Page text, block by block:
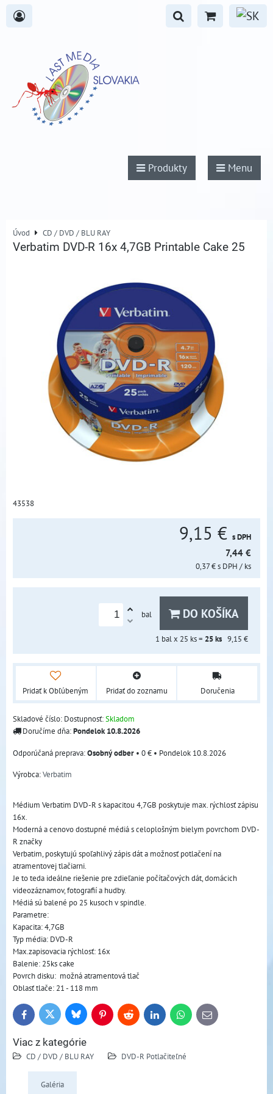
Produkty Menu
Úvod CD / DVD / BLU RAY
Verbatim DVD-R 16x 4,7GB Printable Cake 25
43538
9,15 € s DPH
7,44 €
0,37 €s DPH / ks
bal DO KOŠÍKA
1 bal x 25 ks = 25ks 9,15 €
Pridať k Obľúbeným Pridať do zoznamu Doručenia
Skladové číslo: Dostupnosť:Skladom
Doručíme dňa:Pondelok 10.8.2026
Osobný odber • 0 € • Pondelok 10.8.2026
Výrobca:Verbatim
Médium Verbatim DVD-R s kapacitou 4,7GB poskytuje max. rýchlosť zápisu
16x.
Moderná a cenovo dostupné médiá s celoplošným bielym povrchom DVD-
R značky
Verbatim, poskytujú spoľahlivý zápis dát a možnosť potlačení na
atramentovej tlačiarni.
Je to teda ideálne riešenie pre zdieľanie počítačových dát, domácich
videozáznamov, fotografií a hudby.
Médiá sú balené po 25 kusoch v spindle.
Parametre:
Kapacita: 4,7GB
Typ média: DVD-R
Max.zapisovacia rýchlosť: 16x
Balenie: 25ks cake
Povrch disku: možná atramentová tlač
Oblasť tlače: 21 - 118 mm
FacebookTwitter BlueskyPinterestReddit LinkedInWhatsApp
E-
mail
Viac z kategórie
CD / DVD / BLU RAY DVD-R Potlačiteľné
Galéria